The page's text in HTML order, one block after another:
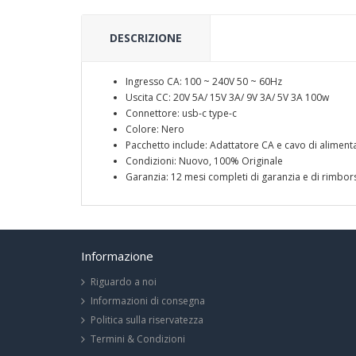
DESCRIZIONE
Ingresso CA: 100 ~ 240V 50 ~ 60Hz
Uscita CC: 20V 5A/ 15V 3A/ 9V 3A/ 5V 3A 100w
Connettore: usb-c type-c
Colore: Nero
Pacchetto include: Adattatore CA e cavo di
Condizioni: Nuovo, 100% Originale
Garanzia: 12 mesi completi di garanzia e di
Informazione
Riguardo a noi
Informazioni di consegna
Politica sulla riservatezza
Termini & Condizioni